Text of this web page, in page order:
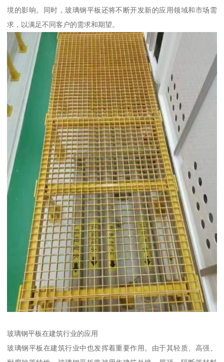
境的影响。同时，玻璃钢平板还将不断开发新的应用领域和市场需
求，以满足不同客户的需求和期望。
玻璃钢平板在建筑行业的应用
玻璃钢平板在建筑行业中也发挥着重要作用。由于其轻质、高强、